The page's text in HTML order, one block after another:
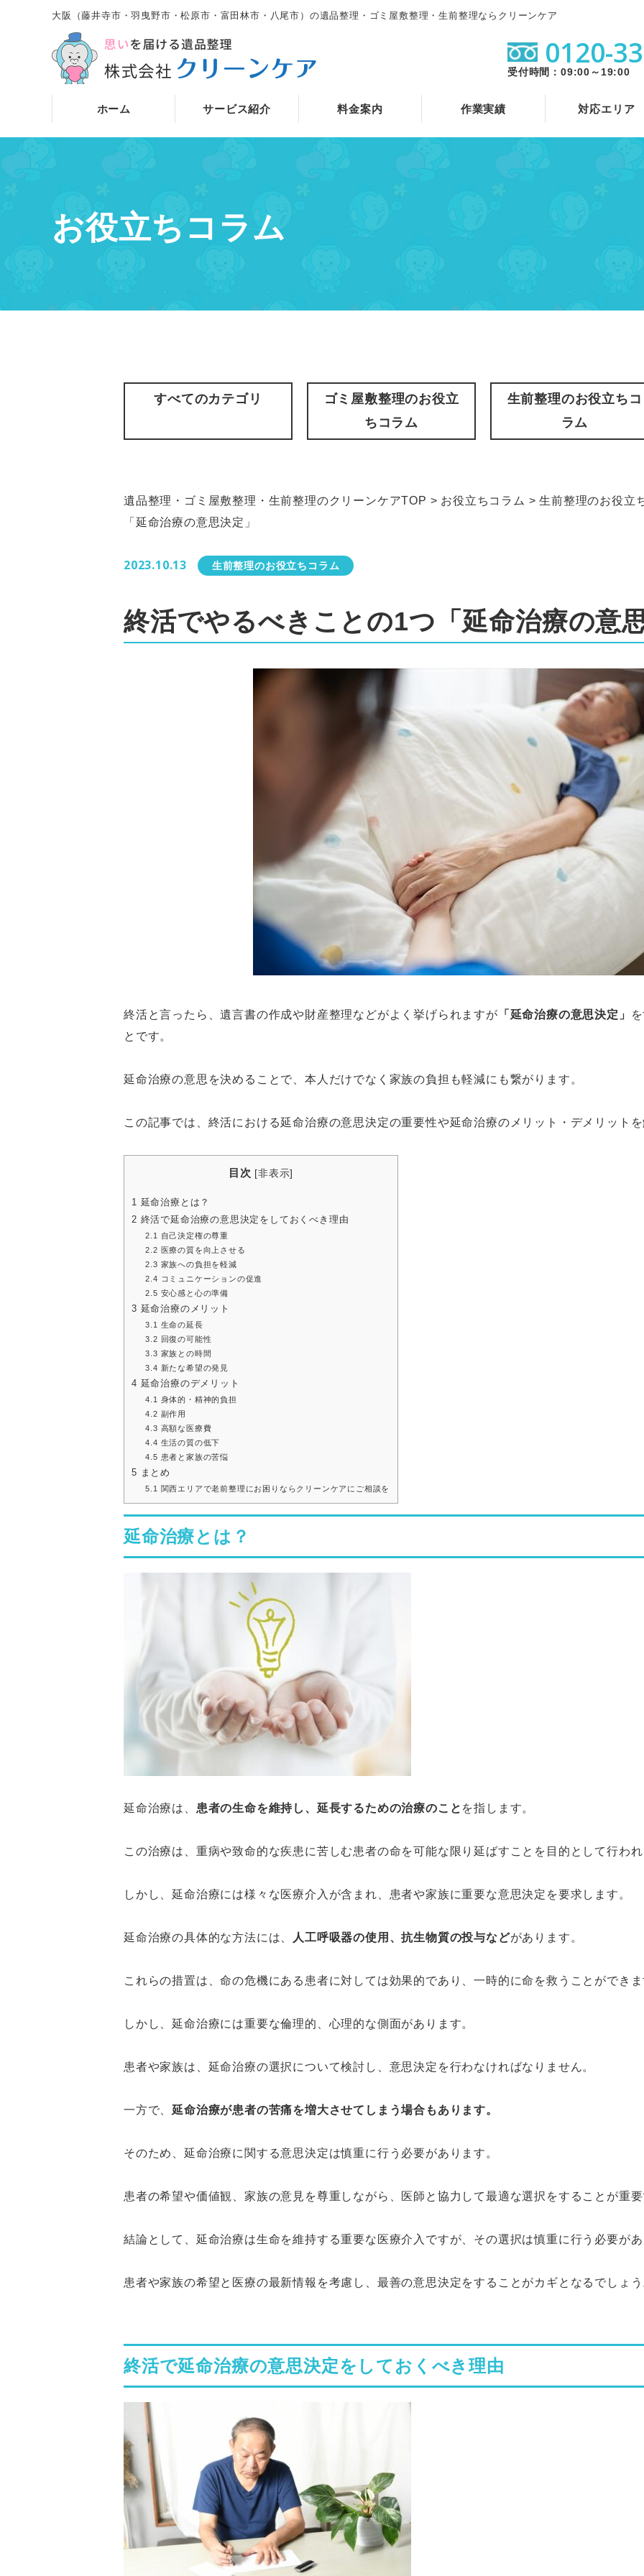
大阪（藤井寺市・羽曳野市・松原市・富田林市・八尾市）の遺品整理・ゴミ屋敷整理・生前整理ならクリーンケア
0120-
受付時間：09:00～19:00
ホーム サービス紹介 料金案内 作業実績 対応エリア
お役立ちコラム
すべてのカテゴリ
ゴミ屋敷整理のお役立
ちコラム
生前整理のお役立ちコ
ラム
遺品整理・ゴミ屋敷整理・生前整理のクリーンケアTOP > お役立ちコラム >生前整理のお役立
「延命治療の意思決定」
2023.10.13 生前整理のお役立ちコラム
終活でやるべきことの1つ「延命治療の意
終活と言ったら、遺言書の作成や財産整理などがよく挙げられますが 「延命治療の意思決定」
とです。
延命治療の意思を決めることで、本人だけでなく家族の負担も軽減にも繋がります。
この記事では、終活における延命治療の意思決定の重要性や延命治療のメリット・デメリット
目次 [非表示]
1 延命治療とは？
2 終活で延命治療の意思決定をしておくべき理由
2.1
自己決定権の尊重
2.2 医療の質を向上させる
2.3 家族への負担を軽減
2.4 コミュニケーションの促進
2.5 安心感と心の準備
3 延命治療のメリット
3.1 生命の延長
3.2 回復の可能性
3.3 家族との時間
3.4 新たな希望の発見
4 延命治療のデメリット
4.1 身体的・精神的負担
4.2 副作用
4.3 高額な医療費
4.4 生活の質の低下
4.5 患者と家族の苦悩
5 まとめ
5.1 関西エリアで老前整理にお困りならクリーンケアにご相談を
延命治療とは？
延命治療は、 患者の生命を維持し、延長するための治療のこと を指します。
この治療は、重病や致命的な疾患に苦しむ患者の命を可能な限り延ばすことを目的として行わ
しかし、延命治療には様々な医療介入が含まれ、患者や家族に重要な意思決定を要求します。
延命治療の具体的な方法には、 人工呼吸器の使用、抗生物質の投与などがあります。
これらの措置は、命の危機にある患者に対しては効果的であり、一時的に命を救うことができ
しかし、延命治療には重要な倫理的、心理的な側面があります。
患者や家族は、延命治療の選択について検討し、意思決定を行わなければなりません。
一方で、延命治療が患者の苦痛を増大させてしまう場合もあります。
そのため、延命治療に関する意思決定は慎重に行う必要があります。
患者の希望や価値観、家族の意見を尊重しながら、医師と協力して最適な選択をすることが重
結論として、延命治療は生命を維持する重要な医療介入ですが、その選択は慎重に行う必要が
患者や家族の希望と医療の最新情報を考慮し、最善の意思決定をすることがカギとなるでしょ
終活で延命治療の意思決定をしておくべき理由